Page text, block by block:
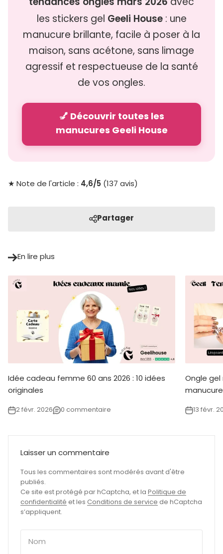
avec
les stickers gel Geeli House: une
manucure brillante, facile à poser à la
maison, sans acétone, sans limage
agressif et respectueuse de la santé
de vos ongles.
💅 Découvrir toutes les
manucures Geeli House
★ Note de l'article : 4,6/5 (137 avis)
Partager
En lire plus
Idée cadeau femme 60 ans 2026 : 10 idées
originales
2 févr. 2026 0 commentaire
Ongle
manucure
13 févr.
Laisser un commentaire
Tous les commentaires sont modérés avant d'être
publiés.
Ce site est protégé par hCaptcha, et la Politique de
confidentialité et les Conditions de service de hCaptcha
s’appliquent.
Nom